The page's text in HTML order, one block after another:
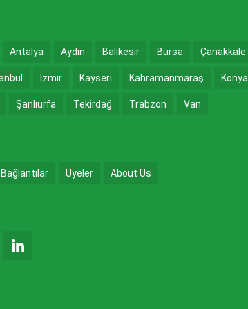
Antalya Aydın Balıkesir Bursa Çanakkale
İzmir Kayseri Kahramanmaraş Konya
Şanlıurfa Tekirdağ Trabzon Van
Bağlantılar Üyeler About Us